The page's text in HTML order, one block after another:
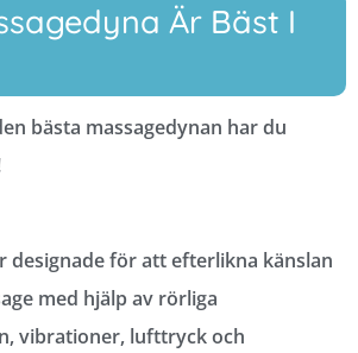
Är Bäst I
bästa massagedynan har du
designade för att efterlikna känslan
med hjälp av rörliga
vibrationer, lufttryck och